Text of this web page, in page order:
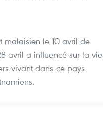
malaisien le 10 avril de
avril a influencé sur la vie
vivant dans ce pays